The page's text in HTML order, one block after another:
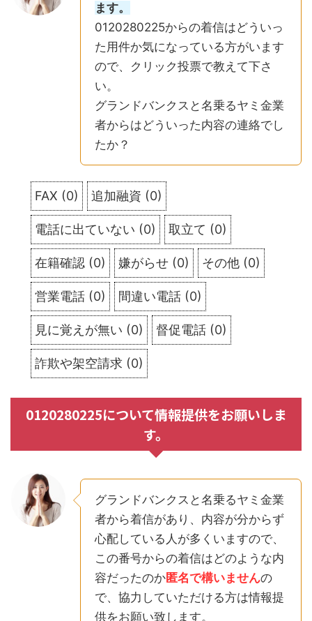
ます。
0120280225からの着信はどういっ
た用件か気になっている方がいます
ので、クリック投票で教えて下さ
い。
グランドバンクスと名乗るヤミ金業
者からはどういった内容の連絡でし
たか？
FAX (0) 追加融資 (0)
電話に出ていない (0) 取立て (0)
在籍確認 (0) 嫌がらせ (0) その他 (0)
営業電話 (0) 間違い電話 (0)
見に覚えが無い (0) 督促電話 (0)
詐欺や架空請求 (0)
0120280225について情報提供をお願いしま
す。
グランドバンクスと名乗るヤミ金業
者から着信があり、内容が分からず
心配している人が多くいますので、
この番号からの着信はどのような内
容だったのか匿名で構いませんの
で、協力していただける方は情報提
供をお願い致します。